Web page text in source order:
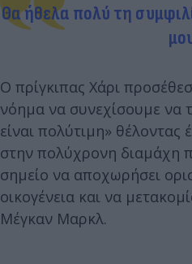
Θα ήθελα πολύ τη
Ο πρίγκιπας Χάρι
νόημα να συνεχίσουμε να
είναι πολύτιμη» θέλοντας
στην πολύχρονη διαμάχη
σημείο να αποχωρήσει
οικογένεια και να
Μέγκαν Μαρκλ.